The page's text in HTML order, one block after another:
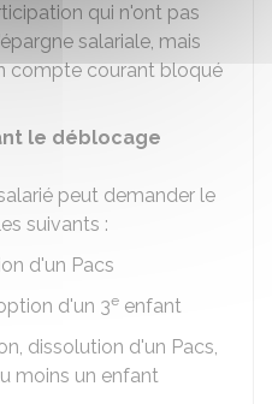
qui n'ont pas
salariale, mais
compte courant bloqué
le déblocage
peut demander le
suivants :
d'un Pacs
d'un 3e enfant
dissolution d'un Pacs,
moins un enfant